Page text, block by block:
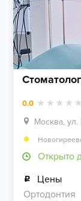
0.0
Москва,
Открыто
Цены
Ортодонтия